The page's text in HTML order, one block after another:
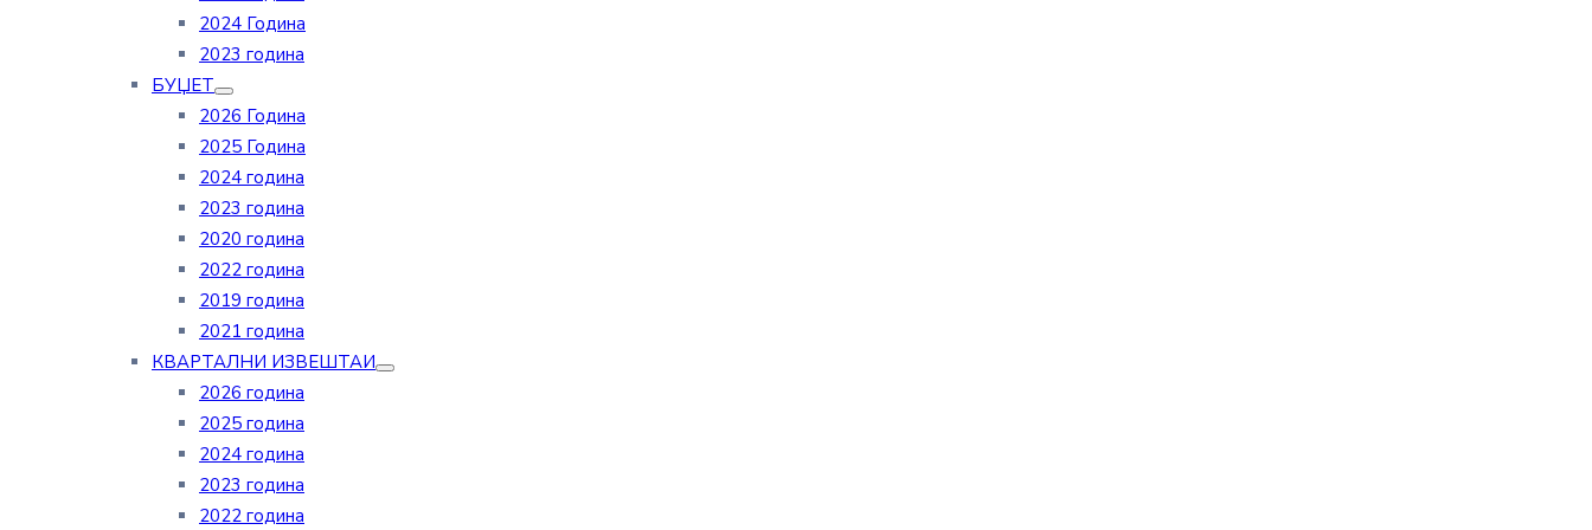
2024 Година
2023 година
БУЏЕТ
2026 Година
2025 Година
2024 година
2023 година
2020 година
2022 година
2019 година
2021 година
КВАРТАЛНИ ИЗВЕШТАИ
2026 година
2025 година
2024 година
2023 година
2022 година